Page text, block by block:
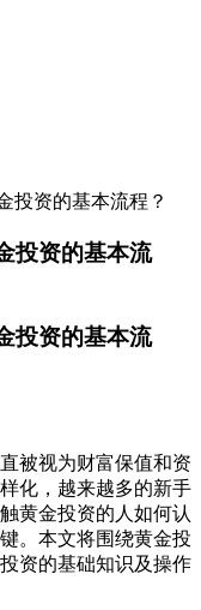
投资的基本流程？
投资的基本流
投资的基本流
被视为财富保值和资
化，越来越多的新手
黄金投资的人如何认
。本文将围绕黄金投
资的基础知识及操作